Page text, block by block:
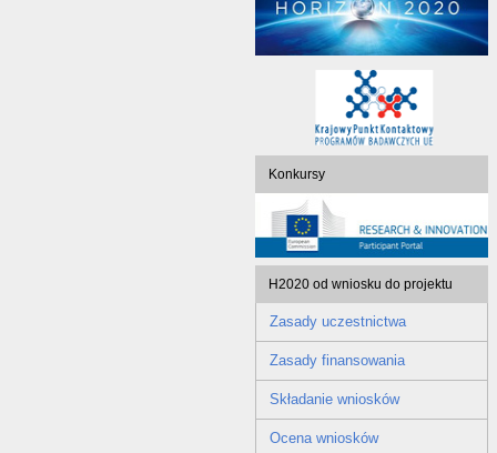
Konkursy
H2020 od wniosku do projektu
Zasady uczestnictwa
Zasady finansowania
Składanie wniosków
Ocena wniosków